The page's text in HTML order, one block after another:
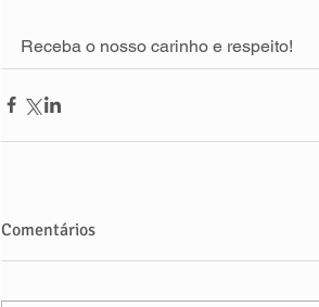
Receba o nosso carinho e respeito!
Comentários